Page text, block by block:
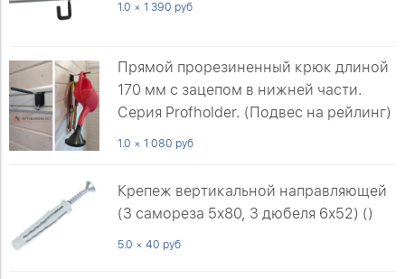
1.0 × 1 390 руб
Прямой прорезиненный крюк длиной
170 мм с зацепом в нижней части.
Серия Profholder. (Подвес на рейлинг)
1.0 × 1 080 руб
Крепеж вертикальной направляющей
(3 самореза 5х80, 3 дюбеля 6х52) ()
5.0 × 40 руб